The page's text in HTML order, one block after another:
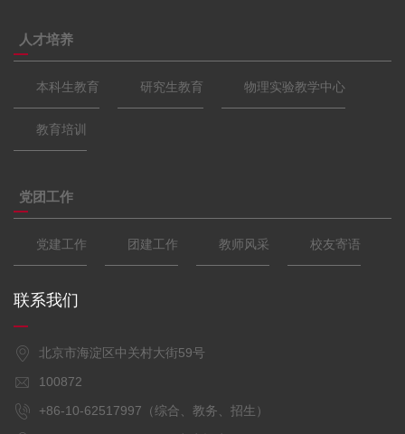
人才培养
本科生教育 研究生教育 物理实验教学中心
教育培训
党团工作
党建工作 团建工作 教师风采 校友寄语
联系我们
北京市海淀区中关村大街59号
100872
+86-10-62517997（综合、教务、招生）